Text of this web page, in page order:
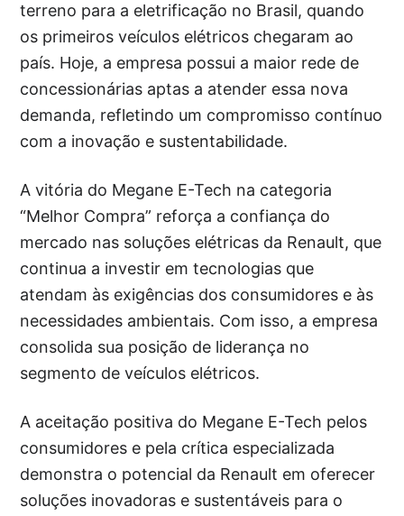
terreno para a eletrificação no Brasil, quando
os primeiros veículos elétricos chegaram ao
país. Hoje, a empresa possui a maior rede de
concessionárias aptas a atender essa nova
demanda, refletindo um compromisso contínuo
com a inovação e sustentabilidade.
A vitória do Megane E-Tech na categoria
“Melhor Compra” reforça a confiança do
mercado nas soluções elétricas da Renault, que
continua a investir em tecnologias que
atendam às exigências dos consumidores e às
necessidades ambientais. Com isso, a empresa
consolida sua posição de liderança no
segmento de veículos elétricos.
A aceitação positiva do Megane E-Tech pelos
consumidores e pela crítica especializada
demonstra o potencial da Renault em oferecer
soluções inovadoras e sustentáveis para o